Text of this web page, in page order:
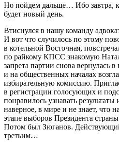
Но пойдем дальше… Ибо завтра,
будет новый день.
Втиснулся в нашу команду
И вот что случилось по этому
в котельной Восточная,
по райкому КПСС знакомую
запрета партии снова вернулась в
и на общественных началах
избирательную комиссию.
в регистрации голосующих и
понравилось узнавать
наверное, в мире и не знает, что
этапе выборов Президента
Потом был Зюганов.
третьим…